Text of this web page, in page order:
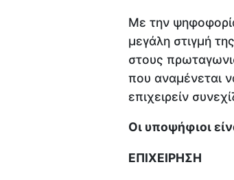
Με την
μεγάλη στιγμή
στους
που αναμένεται
επιχειρείν
Οι υποψήφιοι
ΕΠΙΧΕΙΡΗΣΗ